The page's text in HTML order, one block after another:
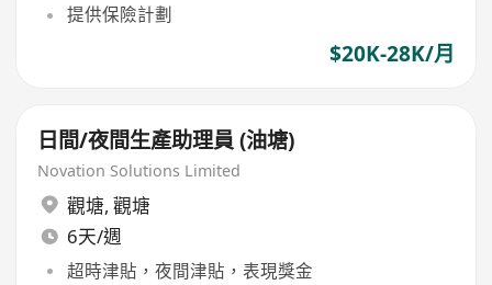
提供保險計劃
$20K-28K/月
日間/夜間生產助理員 (油塘)
Novation Solutions Limited
觀塘, 觀塘
6天/週
超時津貼，夜間津貼，表現獎金